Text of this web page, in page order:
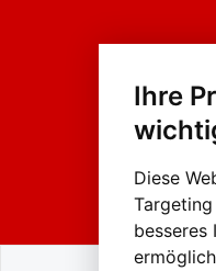
Ihre
Diese
besseres